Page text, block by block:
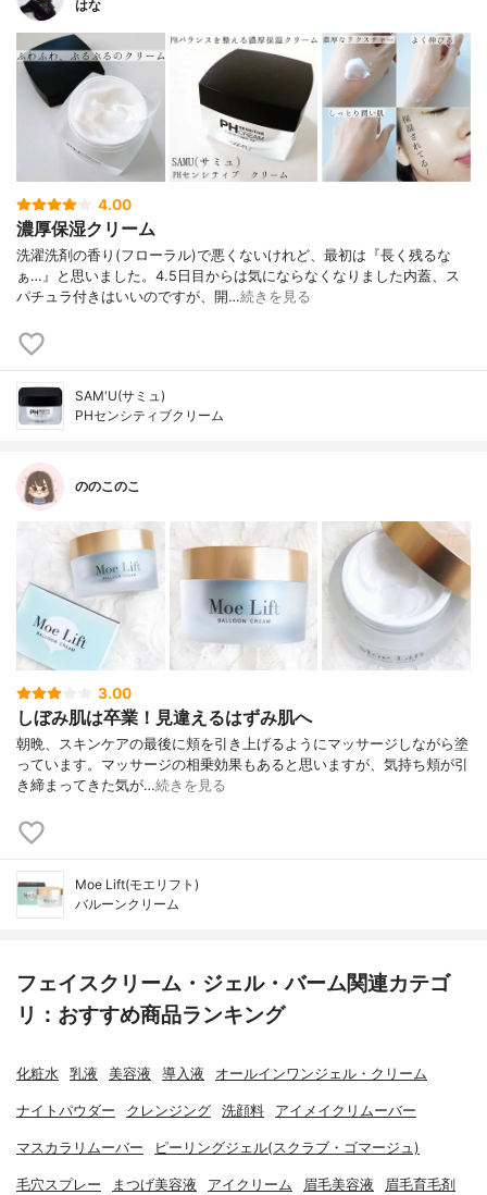
はな
4.00
濃厚保湿クリーム
洗濯洗剤の香り(フローラル)で悪くないけれど、最初は『長く残るな
ぁ…』と思いました。4.5日目からは気にならなくなりました内蓋、ス
パチュラ付きはいいのですが、開…続きを見る
SAM'U(サミュ)
PHセンシティブクリーム
ののこのこ
3.00
しぼみ肌は卒業！見違えるはずみ肌へ
朝晩、スキンケアの最後に頬を引き上げるようにマッサージしながら塗
っています。マッサージの相乗効果もあると思いますが、気持ち頬が引
き締まってきた気が…続きを見る
Moe Lift(モエリフト)
バルーンクリーム
フェイスクリーム・ジェル・バーム関連カテゴ
リ：おすすめ商品ランキング
化粧水 乳液 美容液 導入液 オールインワンジェル・クリーム
ナイトパウダー クレンジング 洗顔料 アイメイクリムーバー
マスカラリムーバー ピーリングジェル(スクラブ・ゴマージュ)
毛穴スプレー まつげ美容液 アイクリーム 眉毛美容液 眉毛育毛剤